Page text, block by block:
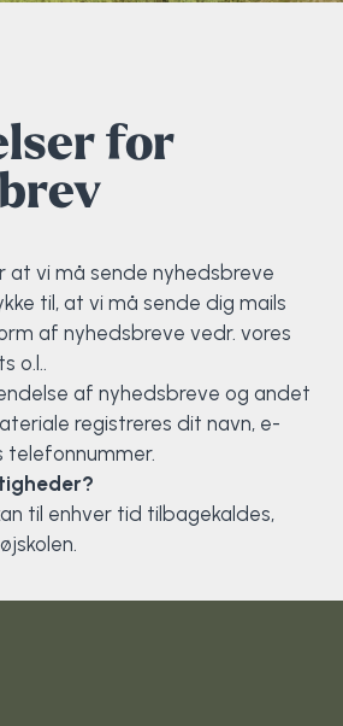
for
at vi må sende nyhedsbreve
til, at vi må sende dig mails
af nyhedsbreve vedr. vores
o.l..
af nyhedsbreve og andet
registreres dit navn, e-
telefonnummer.
til enhver tid tilbagekaldes,